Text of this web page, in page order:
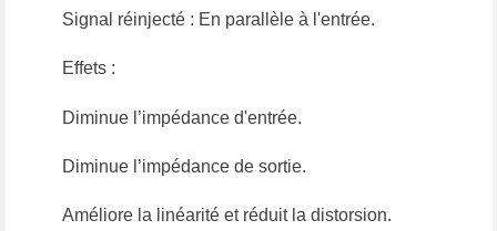
Signal réinjecté : En parallèle à l'entrée.
Effets :
Diminue l’impédance d'entrée.
Diminue l’impédance de sortie.
Améliore la linéarité et réduit la distorsion.